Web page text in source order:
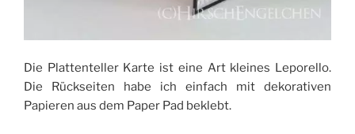
Die Plattenteller Karte ist eine Art kleines Leporello.
Die Rückseiten habe ich einfach mit dekorativen
Papieren aus dem Paper Pad beklebt.